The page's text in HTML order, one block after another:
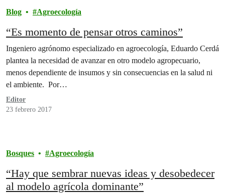
Blog Agroecología
“Es momento de pensar otros caminos”
Ingeniero agrónomo especializado en agroecología, Eduardo Cerdá
plantea la necesidad de avanzar en otro modelo agropecuario,
menos dependiente de insumos y sin consecuencias en la salud ni
el ambiente. Por…
Editor
23 febrero 2017
Bosques Agroecología
“Hay que sembrar nuevas ideas y desobedecer
al modelo agrícola dominante”